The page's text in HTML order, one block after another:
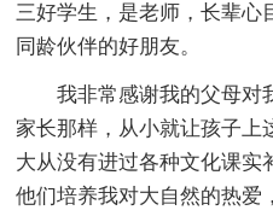
三好学生，是老师，长辈心
同龄伙伴的好朋友。
我非常感谢我的父母对
家长那样，从小就让孩子上
大从没有进过各种文化课实
他们培养我对大自然的热爱